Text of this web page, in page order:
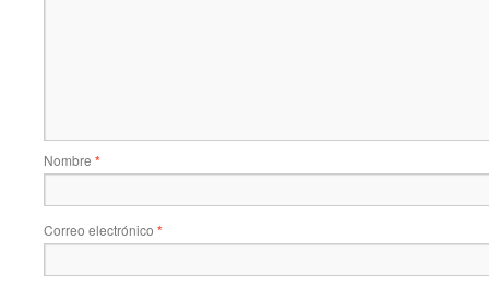
Nombre *
Correo electrónico *